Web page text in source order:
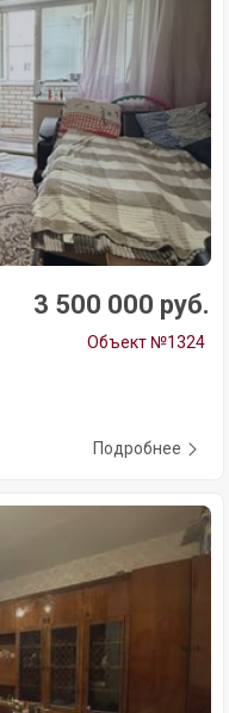
3 500 000 руб.
Объект №1324
Подробнее